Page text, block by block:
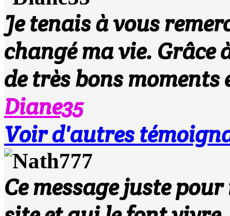
Je tenais à vous
changé ma vie. Grâce
de très bons
Diane35
Voir d'autres
Ce message juste